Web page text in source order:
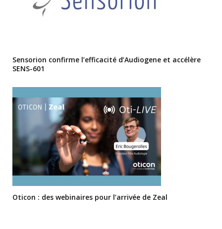
Sensorion confirme l’efficacité d’Audiogene et accélère
SENS-601
Oticon : des webinaires pour l’arrivée de Zeal